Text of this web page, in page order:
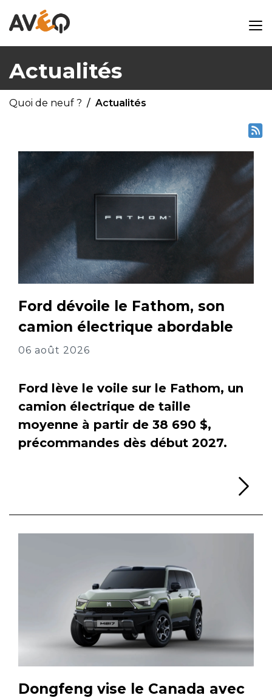
Actualités
Quoi de neuf ? Actualités
Ford dévoile le Fathom, son
camion électrique abordable
06 août 2026
Ford lève le voile sur le Fathom, un
camion électrique de taille
moyenne à partir de 38 690 $,
précommandes dès début 2027.
Dongfeng vise le Canada avec